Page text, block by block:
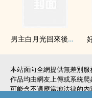
男主白月光回來後我被趕出豪門
本站面向全網提供無差別服
作品均由網友上傳或系統爬
可能含不適應當地法律的